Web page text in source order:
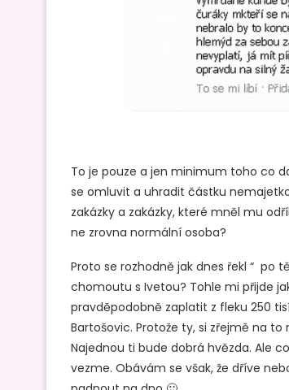
To je pouze a jen minimum toho co
se omluvit a uhradit částku
zakázky a zakázky, které mněl mu
ne zrovna normální osoba?
Proto se rozhodně jak dnes řekl “ po
chomoutu s Ivetou? Tohle mi přijde
pravděpodobně zaplatit z fleku 250
Bartošovic. Protože ty, si zřejmě na
Najednou ti bude dobrá hvězda. Ale
vezme. Obávám se však, že dříve